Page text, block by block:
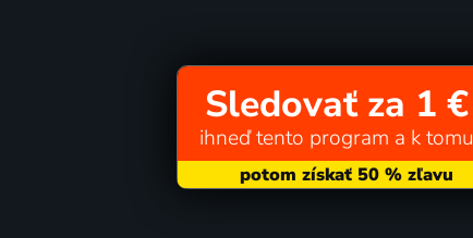
Sledovať za 1 €
ihneď tento program a k tomu